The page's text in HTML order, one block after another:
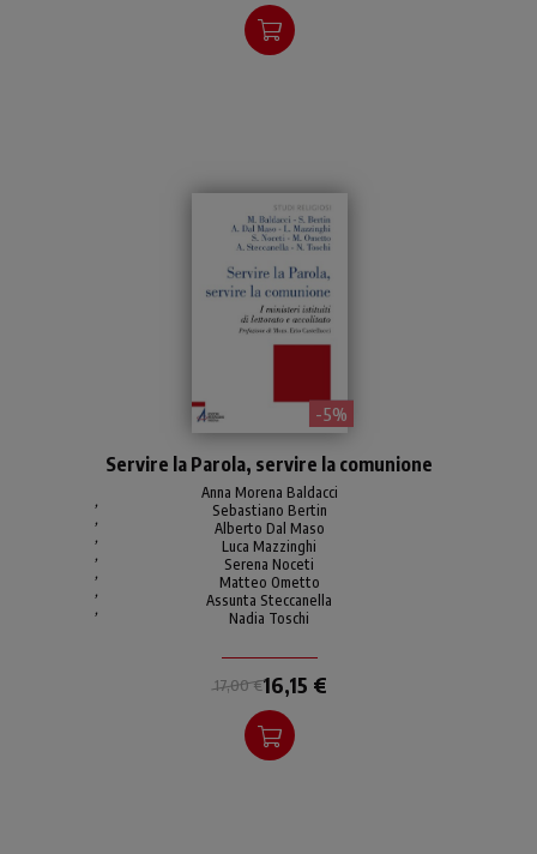
- 5%
tema della ministerialità,
utile per la formazione di
lettori, accoliti, catechisti.
Servire la Parola, servire la comunione
Anna Morena Baldacci
,
Sebastiano Bertin
,
Alberto Dal Maso
,
Luca Mazzinghi
,
Serena Noceti
,
Matteo Ometto
,
Assunta Steccanella
,
Nadia Toschi
17,00 €16,15 €